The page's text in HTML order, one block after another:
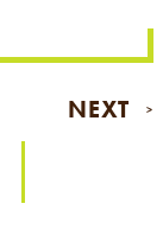
NEXT >